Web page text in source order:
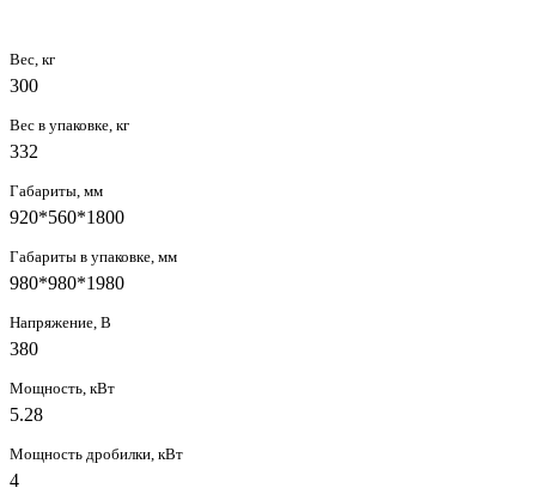
Вес, кг
300
Вес в упаковке, кг
332
Габариты, мм
920*560*1800
Габариты в упаковке, мм
980*980*1980
Напряжение, В
380
Мощность, кВт
5.28
Мощность дробилки, кВт
4